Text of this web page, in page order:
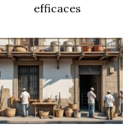
efficaces